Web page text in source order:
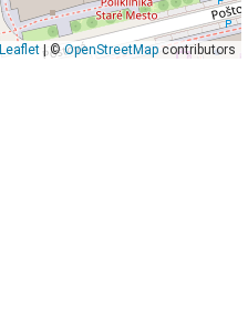
Leaflet| ©OpenStreetMapcontributors